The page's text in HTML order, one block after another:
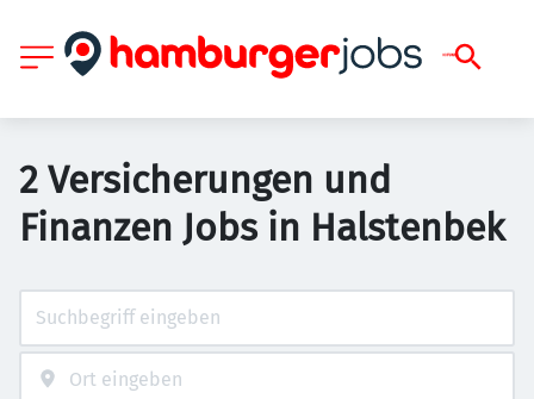
2 Versicherungen und
Finanzen Jobs in Halstenbek